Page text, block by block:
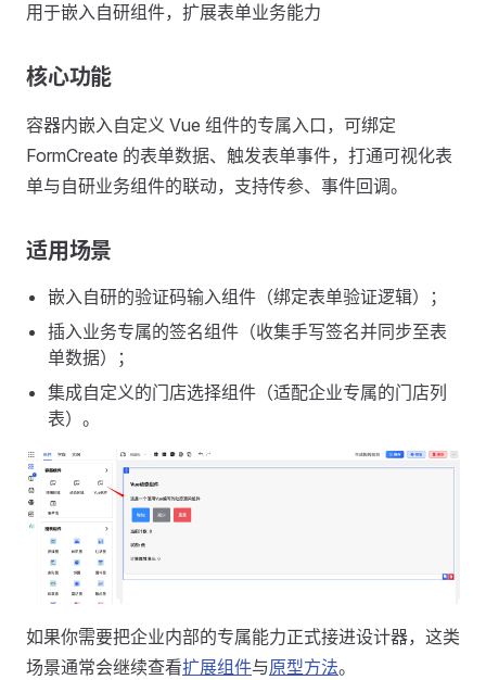
用于嵌入自研组件，扩展表单业务能力
核心功能
容器内嵌入自定义 Vue 组件的专属入口，可绑定
FormCreate 的表单数据、触发表单事件，打通可视化表
单与自研业务组件的联动，支持传参、事件回调。
适用场景
嵌入自研的验证码输入组件（绑定表单验证逻辑）；
插入业务专属的签名组件（收集手写签名并同步至表
单数据）；
集成自定义的门店选择组件（适配企业专属的门店列
表）。
如果你需要把企业内部的专属能力正式接进设计器，这类
场景通常会继续查看扩展组件与原型方法。